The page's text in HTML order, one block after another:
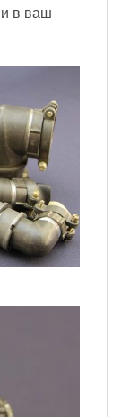
в ваш